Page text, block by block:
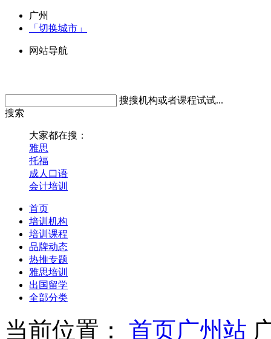
广州
「切换城市」
网站导航
搜搜机构或者课程试试...
搜索
大家都在搜：
雅思
托福
成人口语
会计培训
首页
培训机构
培训课程
品牌动态
热推专题
雅思培训
出国留学
全部分类
当前位置： 首页广州站